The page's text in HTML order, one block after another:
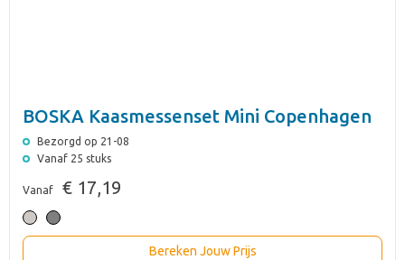
BOSKA Kaasmessenset Mini Copenhagen
Bezorgd op 21-08
Vanaf 25 stuks
Vanaf € 17,19
Bereken Jouw Prijs